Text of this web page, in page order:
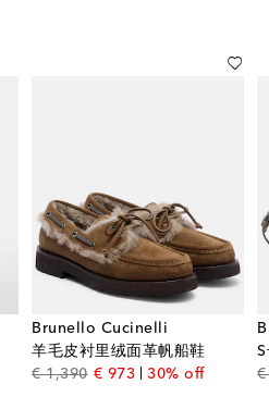
Brunello Cucinelli
羊毛皮衬里绒面革帆船鞋
€ 1,390original price
€ 973discount price
30% off
€